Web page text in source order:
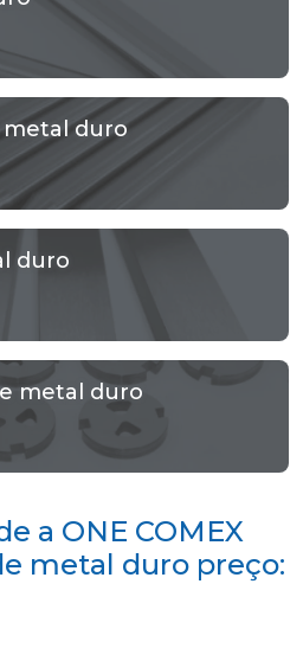
metal duro
duro
metal duro
a ONE COMEX
metal duro preço: